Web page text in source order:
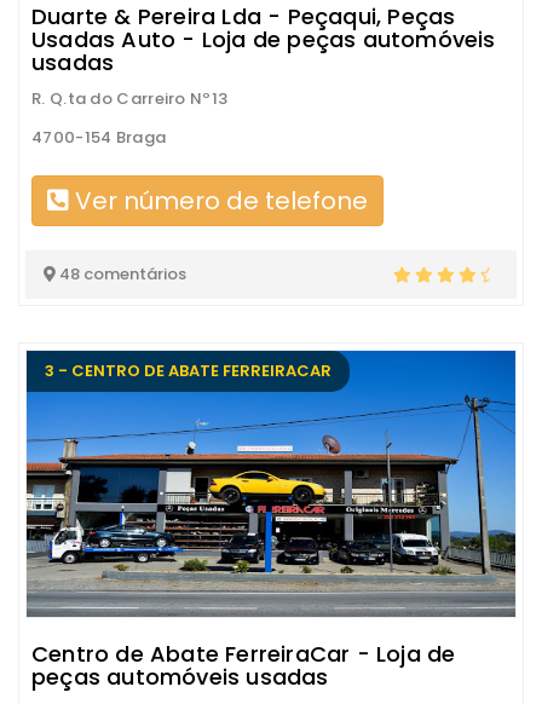
Duarte & Pereira Lda - Peçaqui, Peças
Usadas Auto - Loja de peças automóveis
usadas
R. Q.ta do Carreiro Nº13
4700-154 Braga
Ver número de telefone
48 comentários
3 - CENTRO DE ABATE FERREIRACAR
Centro de Abate FerreiraCar - Loja de
peças automóveis usadas